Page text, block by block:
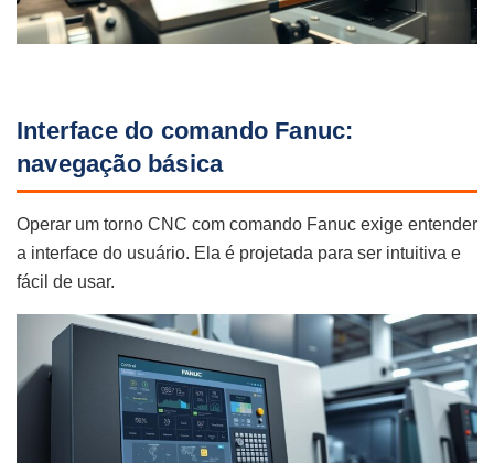
Interface do comando Fanuc:
navegação básica
Operar um torno CNC com comando Fanuc exige entender
a interface do usuário. Ela é projetada para ser intuitiva e
fácil de usar.